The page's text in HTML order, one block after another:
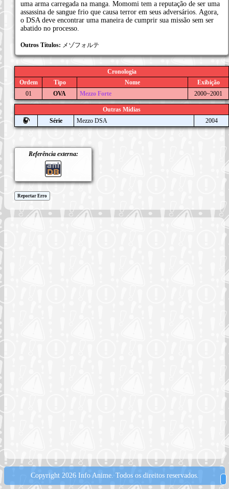
uma arma carregada na manga. Momomi tem a reputação de ser uma
assassina de sangue frio que causa terror em seus adversários. Agora,
o DSA deve encontrar uma maneira de cumprir sua missão sem ser
abatido no processo.
Outros Títulos: メゾフォルテ
Cronologia
Ordem
Tipo Nome
Exibição
01
OVA Mezzo Forte 2000~2001
Outras Mídias
Série
Mezzo DSA 2004
Referência externa:
Reportar Erro
Copyright 2026 Info Anime. Todos os direitos reservados.